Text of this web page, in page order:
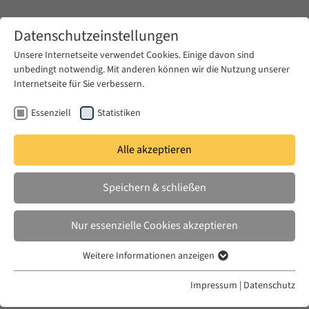
Zum Hauptinhalt springen
DO. 06 FEB. 2025
Call for Applications: EUME
Fellowships 2025/2026
Datenschutzeinstellungen
Unsere Internetseite verwendet Cookies. Einige davon sind
unbedingt notwendig. Mit anderen können wir die Nutzung unserer
Internetseite für Sie verbessern.
Essenziell Statistiken
Alle akzeptieren
Speichern & schließen
Nur essenzielle Cookies akzeptieren
Essenzielle Cookies werden für grundlegende Funktionen der
Weitere Informationen anzeigen
Impressum | Datenschutz